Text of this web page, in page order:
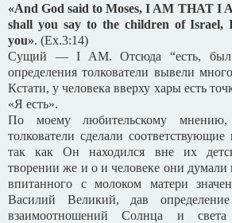
«And God said to Moses, I AM THAT I
shall you say to the children of Israel,
you». (Ex.3:14)
Сущий — I AM. Отсюда “есть, был
определения толкователи вывели
Кстати, у человека вверху хары есть
«Я есть».
По моему любительскому
толкователи сделали
так как Он находился вне их
творении же и о и человеке они думали
впитанного с молоком матери
Василий Великий, дав
взаимоотношений Солнца и